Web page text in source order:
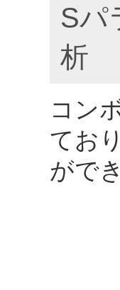
Sパ
析
コン
てお
がで